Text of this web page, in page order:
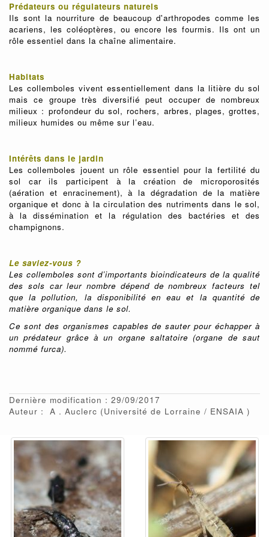
Prédateurs ou régulateurs naturels
Ils sont la nourriture de beaucoup d'arthropodes comme les
acariens, les coléoptères, ou encore les fourmis. Ils ont un
rôle essentiel dans la chaîne alimentaire.
Habitats
Les collemboles vivent essentiellement dans la litière du sol
mais ce groupe très diversifié peut occuper de nombreux
milieux : profondeur du sol, rochers, arbres, plages, grottes,
milieux humides ou même sur l’eau.
Intérêts dans le jardin
Les collemboles jouent un rôle essentiel pour la fertilité du
sol car ils participent à la création de microporosités
(aération et enracinement), à la dégradation de la matière
organique et donc à la circulation des nutriments dans le sol,
à la dissémination et la régulation des bactéries et des
champignons.
Le saviez-vous ?
Les collemboles sont d’importants bioindicateurs de la qualité
des sols car leur nombre dépend de nombreux facteurs tel
que la pollution, la disponibilité en eau et la quantité de
matière organique dans le sol.
Ce sont des organismes capables de sauter pour échapper à
un prédateur grâce à un organe saltatoire (organe de saut
nommé furca).
Dernière modification : 29/09/2017
Auteur :
A Auclerc (Université de Lorraine / ENSAIA )